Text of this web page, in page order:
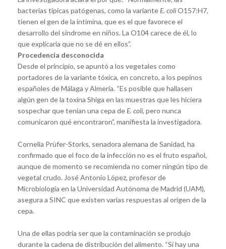
bacterias típicas patógenas, como la variante E. coliO157:H7,
tienen el gen de la intimina, que es el que favorece el
desarrollo del síndrome en niños. La O104 carece de él, lo
que explicaría que no se dé en ellos”.
Procedencia desconocida
Desde el principio, se apuntó a los vegetales como
portadores de la variante tóxica, en concreto, a los pepinos
españoles de Málaga y Almería. “Es posible que hallasen
algún gen de la toxina Shiga en las muestras que les hiciera
sospechar que tenían una cepa de E. coli, pero nunca
comunicaron qué encontraron”, manifiesta la investigadora.
Cornelia Prüfer-Storks, senadora alemana de Sanidad, ha
confirmado que el foco de la infección no es el fruto español,
aunque de momento se recomienda no comer ningún tipo de
vegetal crudo. José Antonio López, profesor de
Microbiología en la Universidad Autónoma de Madrid (UAM),
asegura a SINC que existen varias respuestas al origen de la
cepa.
Una de ellas podría ser que la contaminación se produjo
durante la cadena de distribución del alimento. “Si hay una